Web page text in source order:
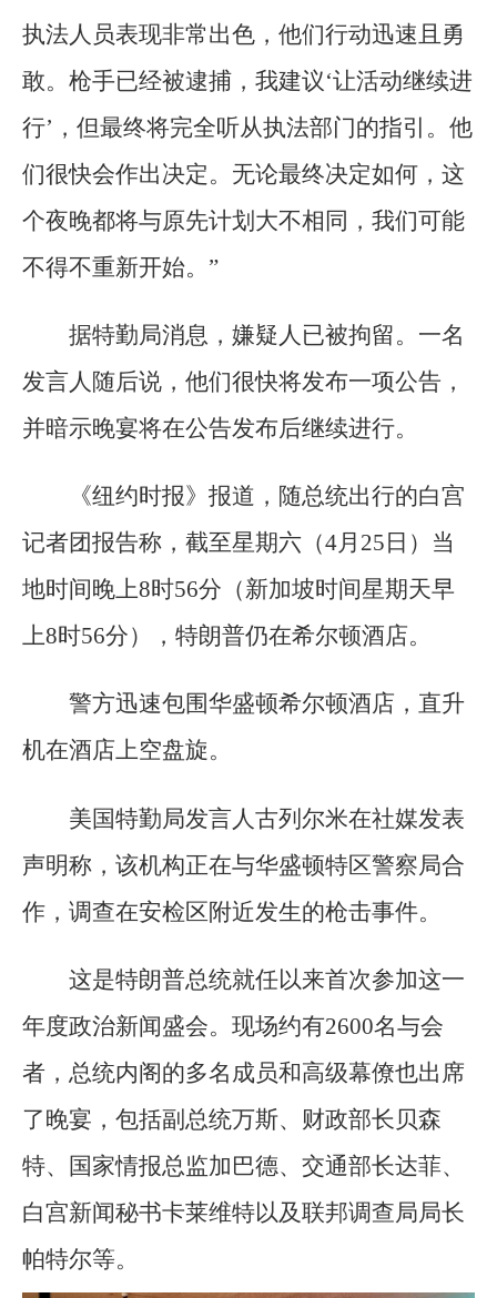
执法人员表现非常出色，他们行动迅速且勇
敢。枪手已经被逮捕，我建议‘让活动继续进
行’，但最终将完全听从执法部门的指引。他
们很快会作出决定。无论最终决定如何，这
个夜晚都将与原先计划大不相同，我们可能
不得不重新开始。”
据特勤局消息，嫌疑人已被拘留。一名
发言人随后说，他们很快将发布一项公告，
并暗示晚宴将在公告发布后继续进行。
《纽约时报》报道，随总统出行的白宫
记者团报告称，截至星期六（4月25日）当
地时间晚上8时56分（新加坡时间星期天早
上8时56分），特朗普仍在希尔顿酒店。
警方迅速包围华盛顿希尔顿酒店，直升
机在酒店上空盘旋。
美国特勤局发言人古列尔米在社媒发表
声明称，该机构正在与华盛顿特区警察局合
作，调查在安检区附近发生的枪击事件。
这是特朗普总统就任以来首次参加这一
年度政治新闻盛会。现场约有2600名与会
者，总统内阁的多名成员和高级幕僚也出席
了晚宴，包括副总统万斯、财政部长贝森
特、国家情报总监加巴德、交通部长达菲、
白宫新闻秘书卡莱维特以及联邦调查局局长
帕特尔等。